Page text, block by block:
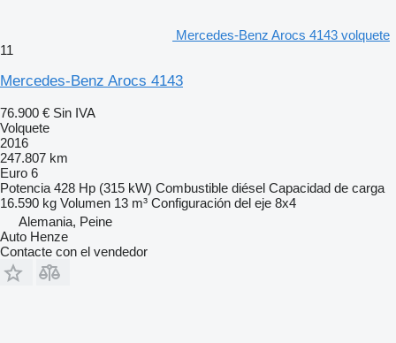
Mercedes-Benz Arocs 4143 volquete
11
Mercedes-Benz Arocs 4143
76.900 € Sin IVA
Volquete
2016
247.807 km
Euro 6
Potencia 428 Hp (315 kW) Combustible diésel Capacidad de carga
16.590 kg Volumen 13 m³ Configuración del eje 8x4
Alemania, Peine
Auto Henze
Contacte con el vendedor